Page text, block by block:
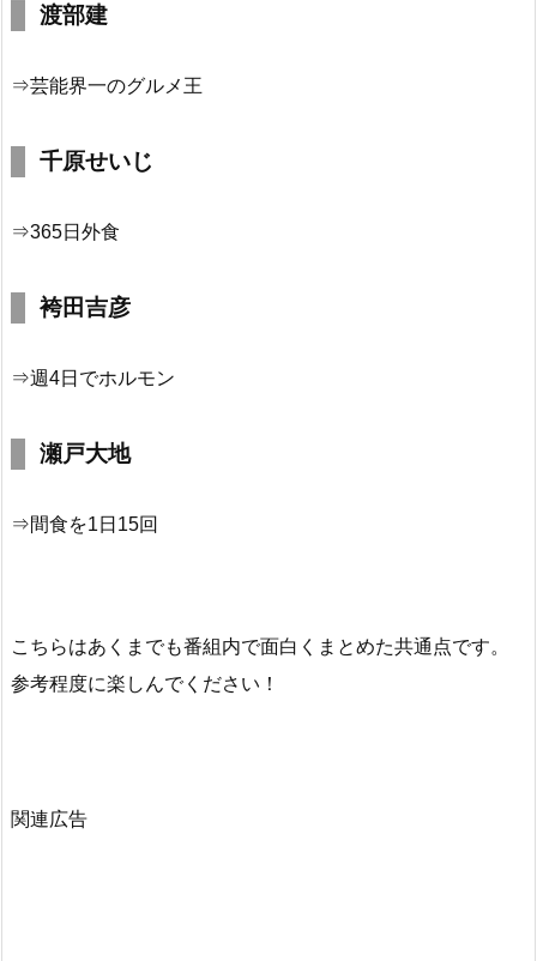
渡部建
⇒芸能界一のグルメ王
千原せいじ
⇒365日外食
袴田吉彦
⇒週4日でホルモン
瀬戸大地
⇒間食を1日15回
こちらはあくまでも番組内で面白くまとめた共通点です。
参考程度に楽しんでください！
関連広告